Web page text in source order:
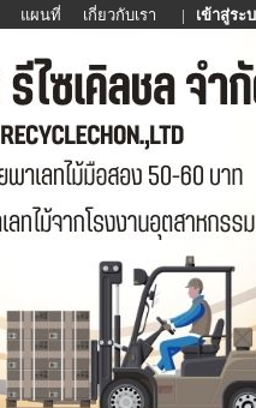
แผนที่ เกี่ยวกับเรา | เข้าสู่ระ